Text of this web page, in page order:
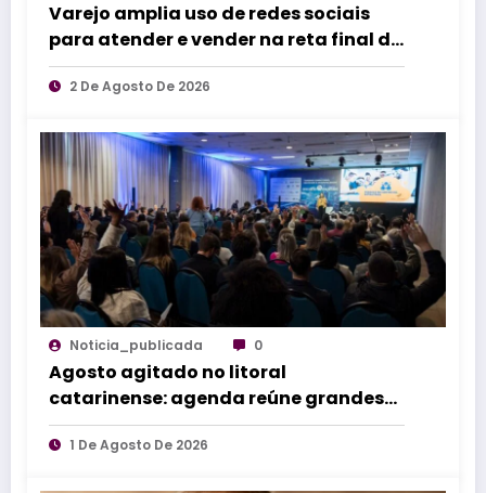
Varejo amplia uso de redes sociais
para atender e vender na reta final do
Dia dos Pais
2 De Agosto De 2026
Noticia_publicada 0
Agosto agitado no litoral
catarinense: agenda reúne grandes
eventos de norte a sul do estado
1 De Agosto De 2026